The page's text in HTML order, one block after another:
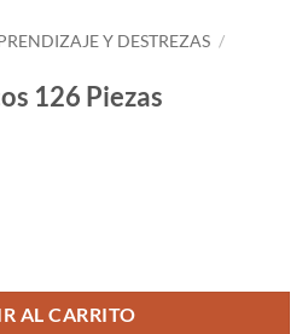
Y DESTREZAS /
126 Piezas
AL CARRITO